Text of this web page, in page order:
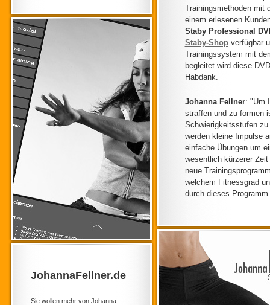
Trainingsmethoden mit
einem erlesenen
Staby Professional
Staby-Shopverfügbar
Trainingssystem mit
begleitet wird diese
Habdank.
Johanna Fellner: "Um
straffen und zu formen
Schwierigkeitsstufen
werden kleine Impulse
einfache Übungen um
wesentlich kürzerer
neue
welchem Fitnessgrad
durch dieses
JohannaFellner.de
Sie wollen mehr von Johanna